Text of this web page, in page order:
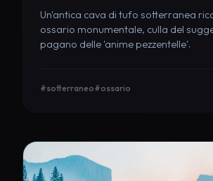
Un'antica cava di tufo sotterranea
ossario monumentale, culla del
pagano delle 'anime pezzentelle'.
#sotterraneo#ossario